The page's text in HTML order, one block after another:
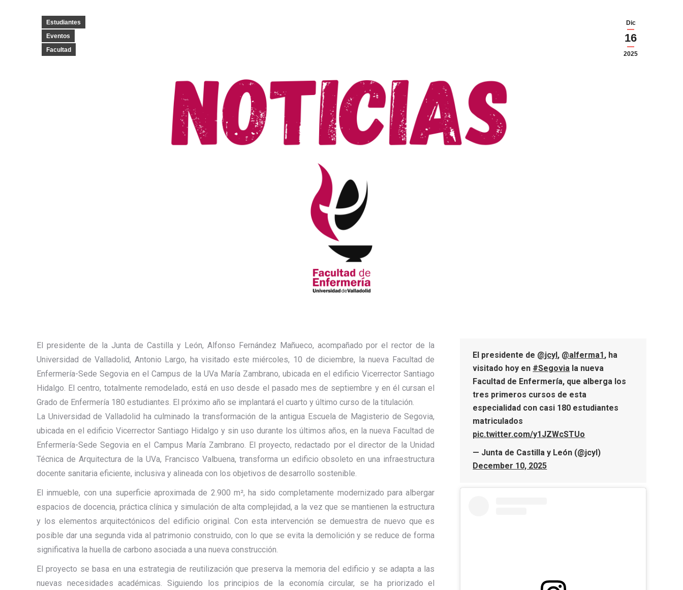
Dic
16
2025
Estudiantes
Eventos
Facultad
El presidente de la Junta de Castilla y León, Alfonso Fernández Mañueco, acompañado por el rector de la
Universidad de Valladolid, Antonio Largo, ha visitado este miércoles, 10 de diciembre, la nueva Facultad de
Enfermería-Sede Segovia en el Campus de la UVa María Zambrano, ubicada en el edificio Vicerrector Santiago
Hidalgo. El centro, totalmente remodelado, está en uso desde el pasado mes de septiembre y en él cursan el
Grado de Enfermería 180 estudiantes. El próximo año se implantará el cuarto y último curso de la titulación.
La Universidad de Valladolid ha culminado la transformación de la antigua Escuela de Magisterio de Segovia,
ubicada en el edificio Vicerrector Santiago Hidalgo y sin uso durante los últimos años, en la nueva Facultad de
Enfermería-Sede Segovia en el Campus María Zambrano. El proyecto, redactado por el director de la Unidad
Técnica de Arquitectura de la UVa, Francisco Valbuena, transforma un edificio obsoleto en una infraestructura
docente sanitaria eficiente, inclusiva y alineada con los objetivos de desarrollo sostenible.
El inmueble, con una superficie aproximada de 2.900 m², ha sido completamente modernizado para albergar
espacios de docencia, práctica clínica y simulación de alta complejidad, a la vez que se mantienen la estructura
y los elementos arquitectónicos del edificio original. Con esta intervención se demuestra de nuevo que es
posible dar una segunda vida al patrimonio construido, con lo que se evita la demolición y se reduce de forma
significativa la huella de carbono asociada a una nueva construcción.
El proyecto se basa en una estrategia de reutilización que preserva la memoria del edificio y se adapta a las
nuevas necesidades académicas. Siguiendo los principios de la economía circular, se ha priorizado el
El presidente de @jcyl, @alferma1, ha
visitado hoy en #Segovia la nueva
Facultad de Enfermería, que alberga los
tres primeros cursos de esta
especialidad con casi 180 estudiantes
matriculados
pic.twitter.com/y1JZWcSTUo
— Junta de Castilla y León (@jcyl)
December 10, 2025